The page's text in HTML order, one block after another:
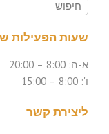
שעות הפעילות
א-ה: 8:00 – 20:00
ו': 8:00 – 15:00
ליצירת קשר